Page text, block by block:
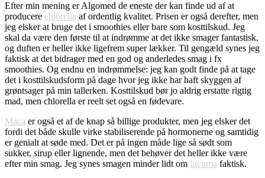
Efter min mening er Algomed de eneste der kan finde ud af at
producere chlorella af ordentlig kvalitet. Prisen er også derefter, men
jeg elsker at bruge det i smoothies eller bare som kosttilskud. Jeg
skal da være den første til at indrømme at det ikke smager fantastisk,
og duften er heller ikke ligefrem super lækker. Til gengæld synes jeg
faktisk at det bidrager med en god og anderledes smag i fx
smoothies. Og endnu en indrømmelse: jeg kan godt finde på at tage
det i kosttilskudsform på dage hvor jeg ikke har haft skyggen af
grøntsager på min tallerken. Kosttilskud bør jo aldrig erstatte rigtig
mad, men chlorella er reelt set også en fødevare.
Maca er også et af de knap så billige produkter, men jeg elsker det
fordi det både skulle virke stabiliserende på hormonerne og samtidig
er genialt at søde med. Det er på ingen måde lige så sødt som
sukker, sirup eller lignende, men det behøver det heller ikke være
efter min smag. Jeg synes smagen minder lidt om lucuma faktisk.